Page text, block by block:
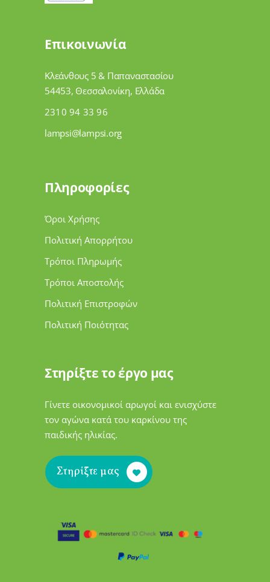
Επικοινωνία
Κλεάνθους 5 & Παπαναστασίου
54453, Θεσσαλονίκη, Ελλάδα
2310 94 33 96
lampsi@lampsi.org
Πληροφορίες
Όροι Χρήσης
Πολιτική Απορρήτου
Τρόποι Πληρωμής
Τρόποι Αποστολής
Πολιτική Επιστροφών
Πολιτική Ποιότητας
Στηρίξτε το έργο μας
Γίνετε οικονομικοί αρωγοί και ενισχύστε
τον αγώνα κατά του καρκίνου της
παιδικής ηλικίας.
Στηρίξτε μας